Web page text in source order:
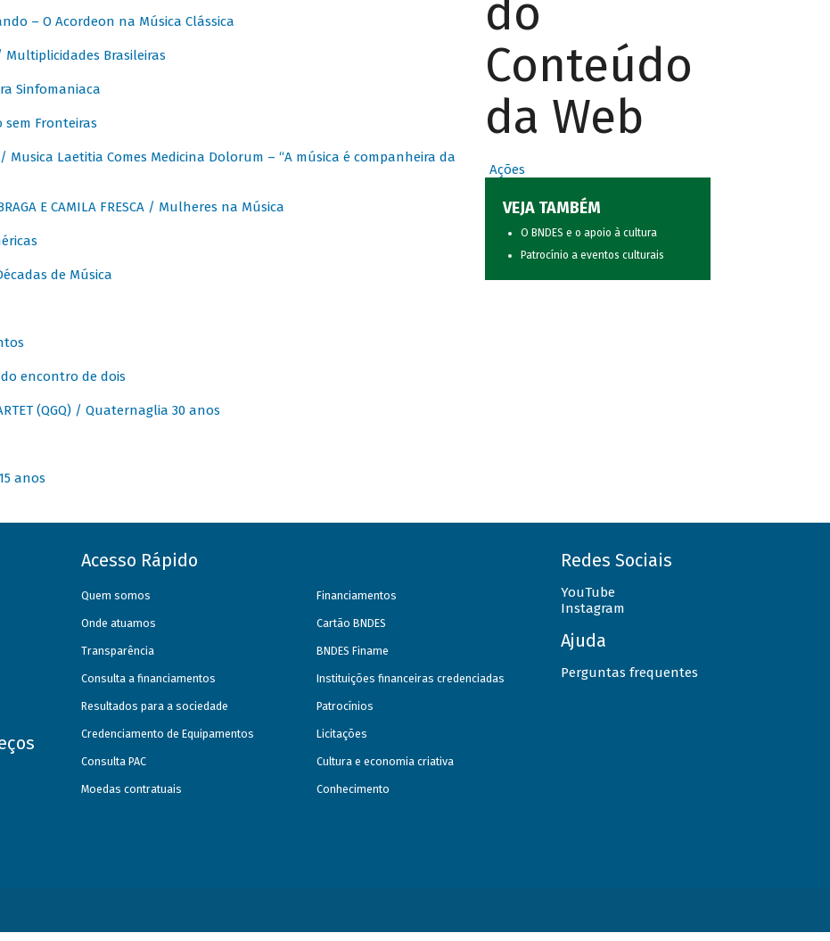
– O Acordeon na Música Clássica
/ Multiplicidades Brasileiras
Sinfomaniaca
sem Fronteiras
/ Musica Laetitia Comes Medicina Dolorum – “A música é companheira da
E CAMILA FRESCA / Mulheres na Música
de Música
encontro de dois
(QGQ) / Quaternaglia 30 anos
anos
do
Conteúdo
da Web
Ações
VEJA TAMBÉM
O BNDES e o apoio à cultura
Patrocínio a eventos culturais
Acesso Rápido
Quem somos
Onde atuamos
Transparência
Consulta a financiamentos
Resultados para a sociedade
Credenciamento de Equipamentos
Consulta PAC
Moedas contratuais
Financiamentos
Cartão BNDES
BNDES Finame
Instituições financeiras credenciadas
Patrocínios
Licitações
Cultura e economia criativa
Conhecimento
Redes Sociais
YouTube
Instagram
Ajuda
Perguntas frequentes